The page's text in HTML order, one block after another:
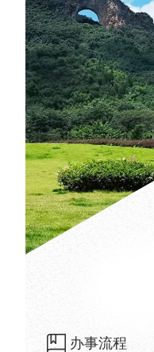
办事流程